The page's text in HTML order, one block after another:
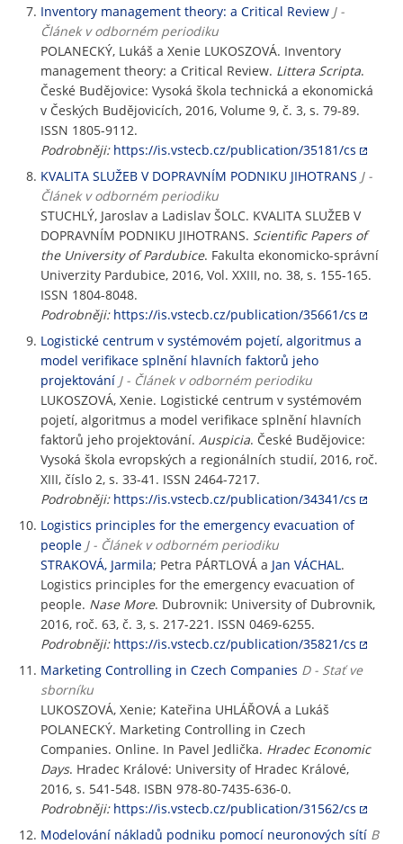
Inventory management theory: a Critical Review J -
Článek v odborném periodiku
POLANECKÝ, Lukáš a Xenie LUKOSZOVÁ. Inventory
management theory: a Critical Review. Littera Scripta.
České Budějovice: Vysoká škola technická a ekonomická
v Českých Budějovicích, 2016, Volume 9, č. 3, s. 79-89.
ISSN 1805-9112.
Podrobněji: https://is.vstecb.cz/publication/35181/cs
KVALITA SLUŽEB V DOPRAVNÍM PODNIKU JIHOTRANS J -
Článek v odborném periodiku
STUCHLÝ, Jaroslav a Ladislav ŠOLC. KVALITA SLUŽEB V
DOPRAVNÍM PODNIKU JIHOTRANS. Scientific Papers of
the University of Pardubice. Fakulta ekonomicko-správní
Univerzity Pardubice, 2016, Vol. XXIII, no. 38, s. 155-165.
ISSN 1804-8048.
Podrobněji: https://is.vstecb.cz/publication/35661/cs
Logistické centrum v systémovém pojetí, algoritmus a
model verifikace splnění hlavních faktorů jeho
projektování J - Článek v odborném periodiku
LUKOSZOVÁ, Xenie. Logistické centrum v systémovém
pojetí, algoritmus a model verifikace splnění hlavních
faktorů jeho projektování. Auspicia. České Budějovice:
Vysoká škola evropských a regionálních studií, 2016, roč.
XIII, číslo 2, s. 33-41. ISSN 2464-7217.
Podrobněji: https://is.vstecb.cz/publication/34341/cs
Logistics principles for the emergency evacuation of
people J - Článek v odborném periodiku
STRAKOVÁ, Jarmila; Petra PÁRTLOVÁ a Jan VÁCHAL .
Logistics principles for the emergency evacuation of
people. Nase More. Dubrovnik: University of Dubrovnik,
2016, roč. 63, č. 3, s. 217-221. ISSN 0469-6255.
Podrobněji: https://is.vstecb.cz/publication/35821/cs
Marketing Controlling in Czech Companies D - Stať ve
sborníku
LUKOSZOVÁ, Xenie; Kateřina UHLÁŘOVÁ a Lukáš
POLANECKÝ. Marketing Controlling in Czech
Companies. Online. In Pavel Jedlička. Hradec Economic
Days. Hradec Králové: University of Hradec Králové,
2016, s. 541-548. ISBN 978-80-7435-636-0.
Podrobněji: https://is.vstecb.cz/publication/31562/cs
Modelování nákladů podniku pomocí neuronových sítí B